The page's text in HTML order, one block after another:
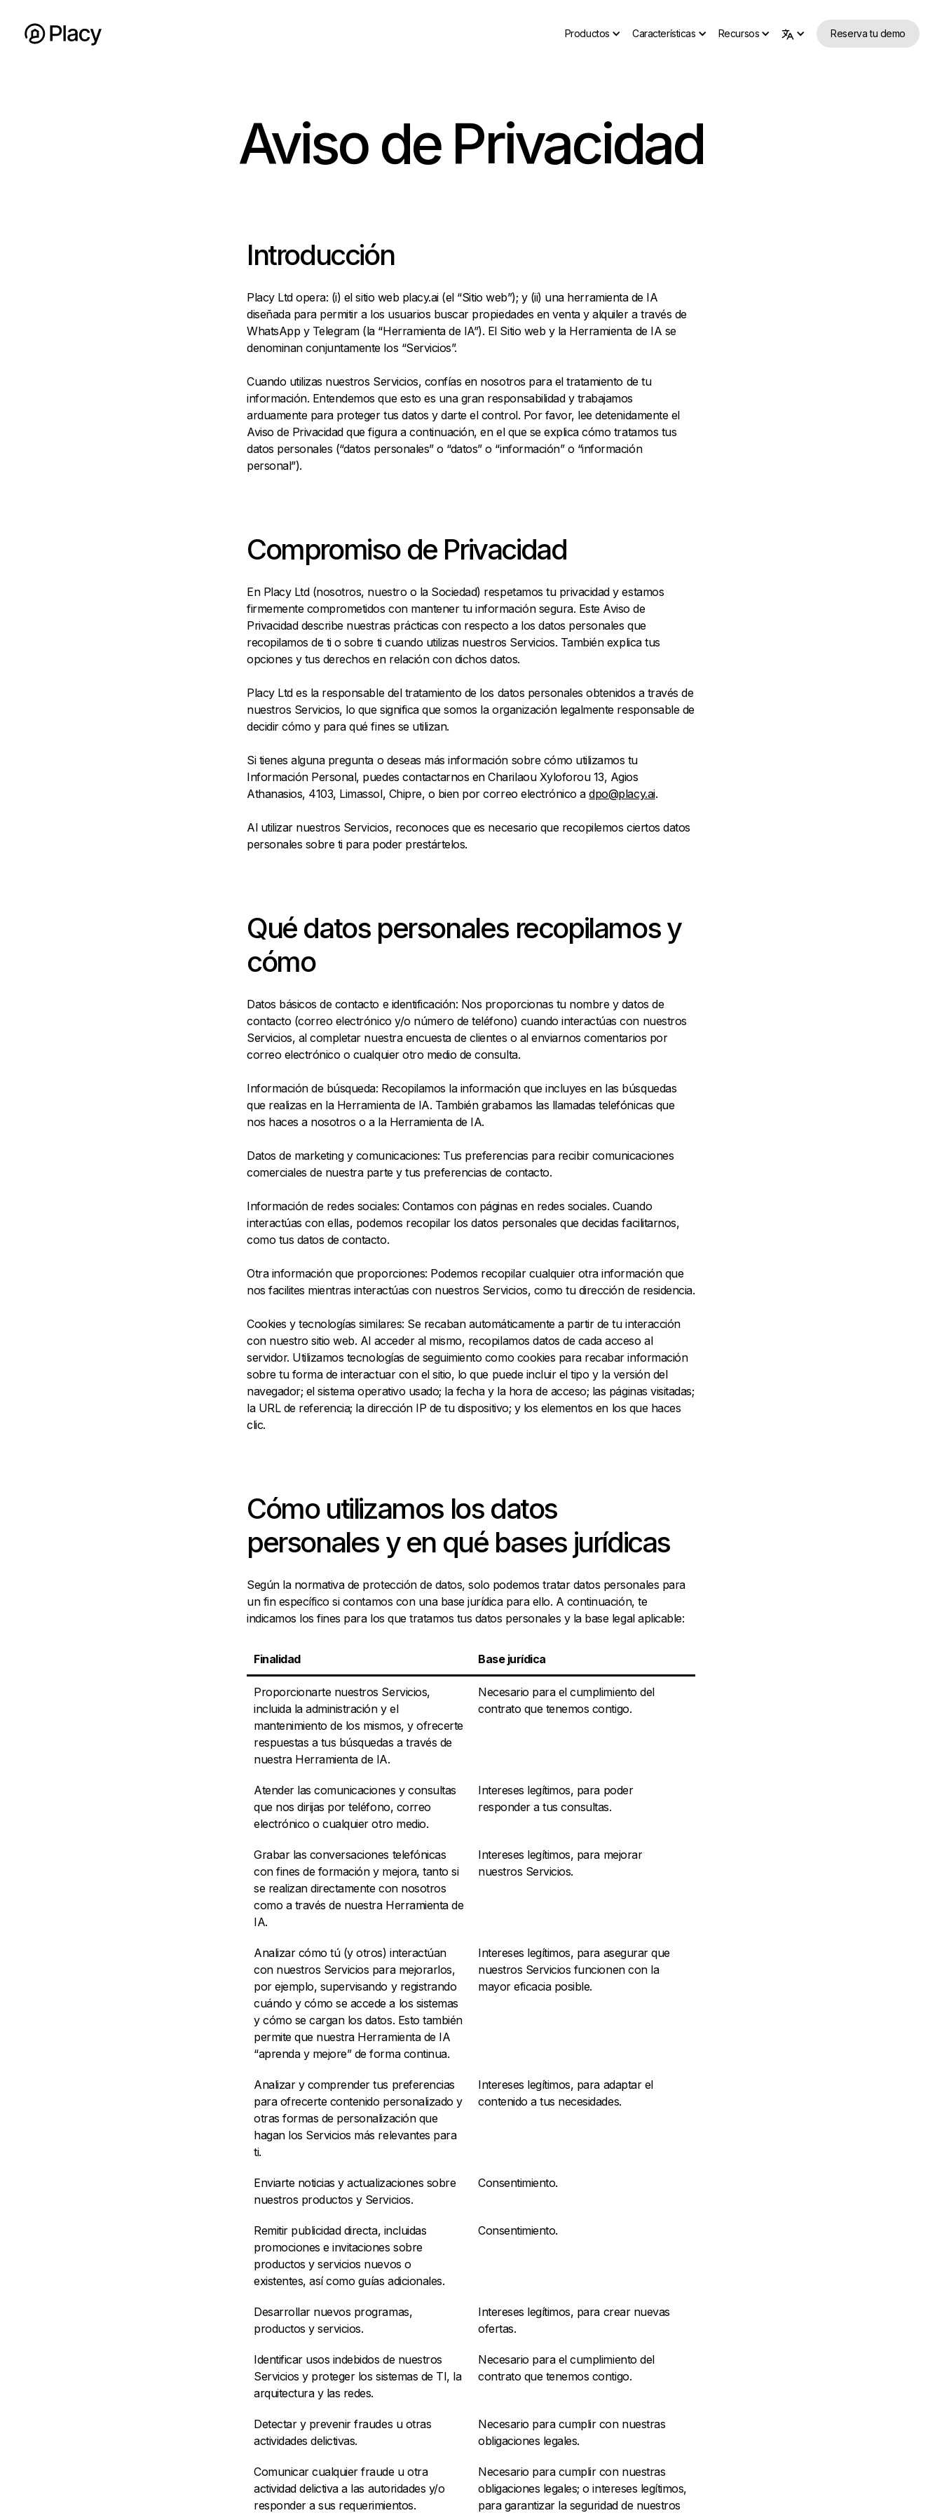
Productos Características Recursos Reserva tu demo
Aviso de Privacidad
Introducción
Placy Ltd opera: (i) el sitio web placy.ai (el “Sitio web”); y (ii) una herramienta de IA
diseñada para permitir a los usuarios buscar propiedades en venta y alquiler a través de
WhatsApp y Telegram (la “Herramienta de IA”). El Sitio web y la Herramienta de IA se
denominan conjuntamente los “Servicios”.
Cuando utilizas nuestros Servicios, confías en nosotros para el tratamiento de tu
información. Entendemos que esto es una gran responsabilidad y trabajamos
arduamente para proteger tus datos y darte el control. Por favor, lee detenidamente el
Aviso de Privacidad que figura a continuación, en el que se explica cómo tratamos tus
datos personales (“datos personales” o “datos” o “información” o “información
personal”).
Compromiso de Privacidad
En Placy Ltd (nosotros, nuestro o la Sociedad) respetamos tu privacidad y estamos
firmemente comprometidos con mantener tu información segura. Este Aviso de
Privacidad describe nuestras prácticas con respecto a los datos personales que
recopilamos de ti o sobre ti cuando utilizas nuestros Servicios. También explica tus
opciones y tus derechos en relación con dichos datos.
Placy Ltd es la responsable del tratamiento de los datos personales obtenidos a través de
nuestros Servicios, lo que significa que somos la organización legalmente responsable de
decidir cómo y para qué fines se utilizan.
Si tienes alguna pregunta o deseas más información sobre cómo utilizamos tu
Información Personal, puedes contactarnos en Charilaou Xyloforou 13, Agios
Athanasios, 4103, Limassol, Chipre, o bien por correo electrónico adpo@placy.ai.
Al utilizar nuestros Servicios, reconoces que es necesario que recopilemos ciertos datos
personales sobre ti para poder prestártelos.
Qué datos personales recopilamos y
cómo
Datos básicos de contacto e identificación: Nos proporcionas tu nombre y datos de
contacto (correo electrónico y/o número de teléfono) cuando interactúas con nuestros
Servicios, al completar nuestra encuesta de clientes o al enviarnos comentarios por
correo electrónico o cualquier otro medio de consulta.
Información de búsqueda: Recopilamos la información que incluyes en las búsquedas
que realizas en la Herramienta de IA. También grabamos las llamadas telefónicas que
nos haces a nosotros o a la Herramienta de IA.
Datos de marketing y comunicaciones: Tus preferencias para recibir comunicaciones
comerciales de nuestra parte y tus preferencias de contacto.
Información de redes sociales: Contamos con páginas en redes sociales. Cuando
interactúas con ellas, podemos recopilar los datos personales que decidas facilitarnos,
como tus datos de contacto.
Otra información que proporciones: Podemos recopilar cualquier otra información que
nos facilites mientras interactúas con nuestros Servicios, como tu dirección de residencia.
Cookies y tecnologías similares: Se recaban automáticamente a partir de tu interacción
con nuestro sitio web. Al acceder al mismo, recopilamos datos de cada acceso al
servidor. Utilizamos tecnologías de seguimiento como cookies para recabar información
sobre tu forma de interactuar con el sitio, lo que puede incluir el tipo y la versión del
navegador; el sistema operativo usado; la fecha y la hora de acceso; las páginas visitadas;
la URL de referencia; la dirección IP de tu dispositivo; y los elementos en los que haces
clic.
Cómo utilizamos los datos
personales y en qué bases jurídicas
Según la normativa de protección de datos, solo podemos tratar datos personales para
un fin específico si contamos con una base jurídica para ello. A continuación, te
indicamos los fines para los que tratamos tus datos personales y la base legal aplicable:
Finalidad Base jurídica
Proporcionarte nuestros Servicios,
incluida la administración y el
mantenimiento de los mismos, y ofrecerte
respuestas a tus búsquedas a través de
nuestra Herramienta de IA.
Necesario para el cumplimiento del
contrato que tenemos contigo.
Atender las comunicaciones y consultas
que nos dirijas por teléfono, correo
electrónico o cualquier otro medio.
Intereses legítimos, para poder
responder a tus consultas.
Grabar las conversaciones telefónicas
con fines de formación y mejora, tanto si
se realizan directamente con nosotros
como a través de nuestra Herramienta de
IA.
Intereses legítimos, para mejorar
nuestros Servicios.
Analizar cómo tú (y otros) interactúan
con nuestros Servicios para mejorarlos,
por ejemplo, supervisando y registrando
cuándo y cómo se accede a los sistemas
y cómo se cargan los datos. Esto también
permite que nuestra Herramienta de IA
“aprenda y mejore” de forma continua.
Intereses legítimos, para asegurar que
nuestros Servicios funcionen con la
mayor eficacia posible.
Analizar y comprender tus preferencias
para ofrecerte contenido personalizado y
otras formas de personalización que
hagan los Servicios más relevantes para
ti.
Intereses legítimos, para adaptar el
contenido a tus necesidades.
Enviarte noticias y actualizaciones sobre
nuestros productos y Servicios.
Consentimiento.
Remitir publicidad directa, incluidas
promociones e invitaciones sobre
productos y servicios nuevos o
existentes, así como guías adicionales.
Consentimiento.
Desarrollar nuevos programas,
productos y servicios.
Intereses legítimos, para crear nuevas
ofertas.
Identificar usos indebidos de nuestros
Servicios y proteger los sistemas de TI, la
arquitectura y las redes.
Necesario para el cumplimiento del
contrato que tenemos contigo.
Detectar y prevenir fraudes u otras
actividades delictivas.
Necesario para cumplir con nuestras
obligaciones legales.
Comunicar cualquier fraude u otra
actividad delictiva a las autoridades y/o
responder a sus requerimientos.
Necesario para cumplir con nuestras
obligaciones legales; o intereses legítimos,
para garantizar la seguridad de nuestros